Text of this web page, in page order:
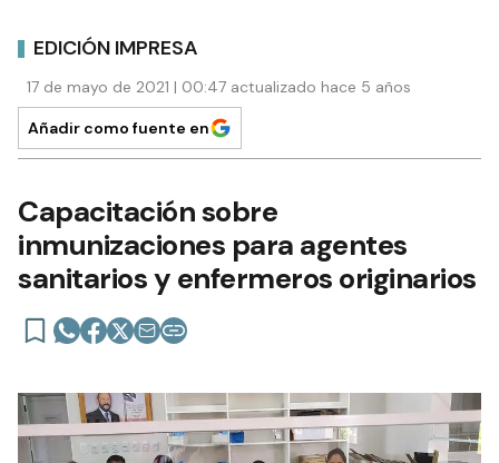
EDICIÓN IMPRESA
17 de mayo de 2021 | 00:47 actualizado hace 5 años
Añadir como fuente en
Capacitación sobre
inmunizaciones para agentes
sanitarios y enfermeros originarios